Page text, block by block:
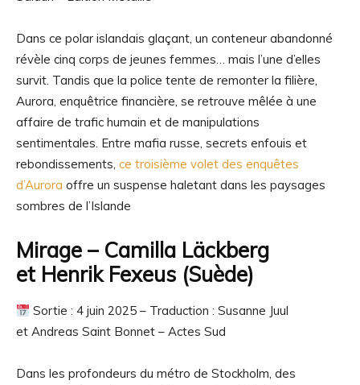
Dans ce polar islandais glaçant, un conteneur abandonné
révèle cinq corps de jeunes femmes… mais l’une d’elles
survit. Tandis que la police tente de remonter la filière,
Aurora, enquêtrice financière, se retrouve mêlée à une
affaire de trafic humain et de manipulations
sentimentales. Entre mafia russe, secrets enfouis et
rebondissements, ce troisième volet des enquêtes
d’Aurora offre un suspense haletant dans les paysages
sombres de l’Islande
Mirage – Camilla Läckberg
et Henrik Fexeus (Suède)
Sortie : 4 juin 2025 – Traduction :Susanne Juul
et Andreas Saint Bonnet – Actes Sud
Dans les profondeurs du métro de Stockholm, des